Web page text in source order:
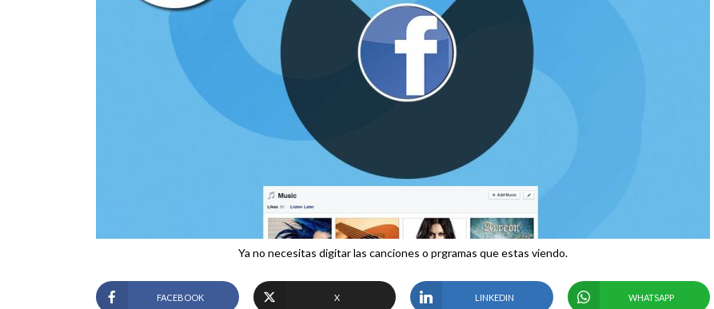
Ya no necesitas digitar las canciones o prgramas que estas viendo.
FACEBOOK X LINKEDIN WHATSAPP